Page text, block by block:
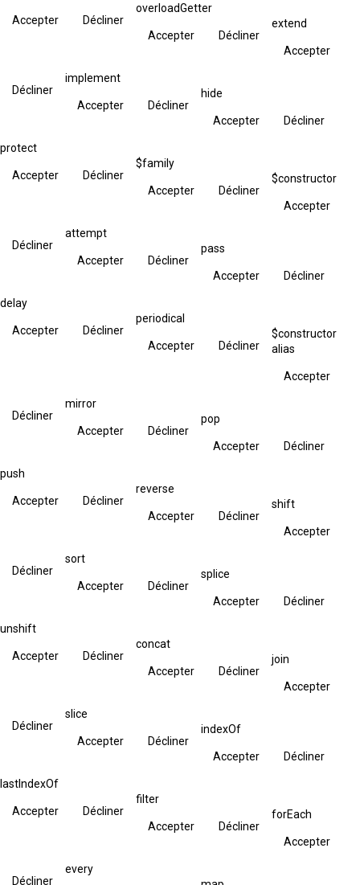
Accepter Décliner
overloadGetter
Accepter Décliner
extend
Accepter
Décliner
implement
Accepter Décliner
hide
Accepter Décliner
protect
Accepter Décliner
$family
Accepter Décliner
$constructor
Accepter
Décliner
attempt
Accepter Décliner
pass
Accepter Décliner
delay
Accepter Décliner
periodical
Accepter Décliner
$constructor
alias
Accepter
Décliner
mirror
Accepter Décliner
pop
Accepter Décliner
push
Accepter Décliner
reverse
Accepter Décliner
shift
Accepter
Décliner
sort
Accepter Décliner
splice
Accepter Décliner
unshift
Accepter Décliner
concat
Accepter Décliner
join
Accepter
Décliner
slice
Accepter Décliner
indexOf
Accepter Décliner
lastIndexOf
Accepter Décliner
filter
Accepter Décliner
forEach
Accepter
Décliner
every